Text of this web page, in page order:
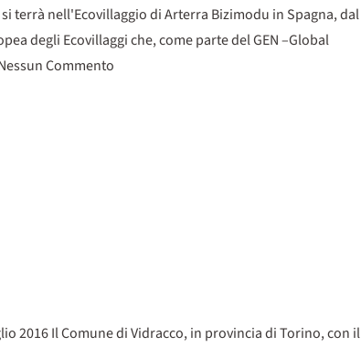
terrà nell'Ecovillaggio di Arterra Bizimodu in Spagna, dal
degli Ecovillaggi che, come parte del GEN –Global
Commento
2016 Il Comune di Vidracco, in provincia di Torino, con il